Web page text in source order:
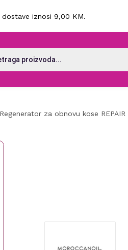
iznosi 9,00 KM.
za obnovu kose